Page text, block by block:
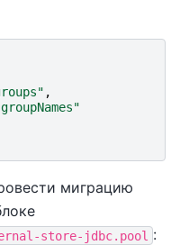
,
миграцию
store-jdbc.pool :